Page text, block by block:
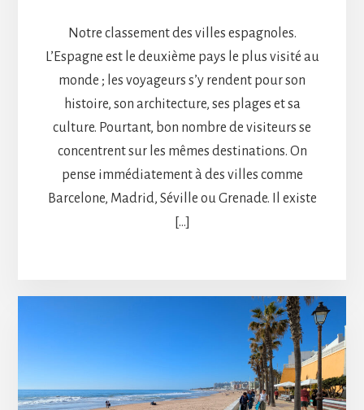
Notre classement des villes espagnoles.
L’Espagne est le deuxième pays le plus visité au
monde ; les voyageurs s’y rendent pour son
histoire, son architecture, ses plages et sa
culture. Pourtant, bon nombre de visiteurs se
concentrent sur les mêmes destinations. On
pense immédiatement à des villes comme
Barcelone, Madrid, Séville ou Grenade. Il existe
[…]